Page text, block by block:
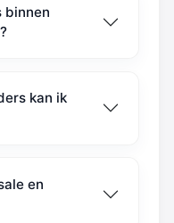
binnen
kan ik
en